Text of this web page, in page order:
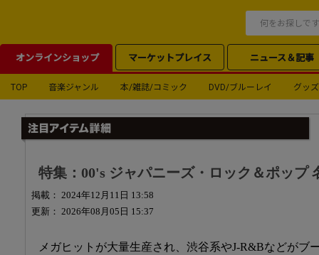
オンラインショップ マーケットプレイス ニュース＆記事
TOP 音楽ジャンル 本/雑誌/コミック DVD/ブルーレイ グッズ
特集：00's ジャパニーズ・ロック＆ポップ
掲載： 2024年12月11日 13:58
更新： 2026年08月05日 15:37
メガヒットが大量生産され、渋谷系やJ-R&Bなどがブ